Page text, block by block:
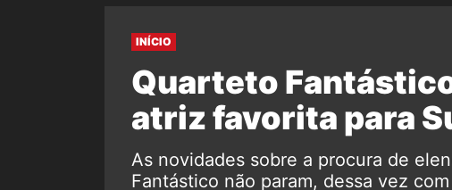
INÍCIO
Quarteto
atriz favorita para
As novidades sobre a procura de
Fantástico não param, dessa vez